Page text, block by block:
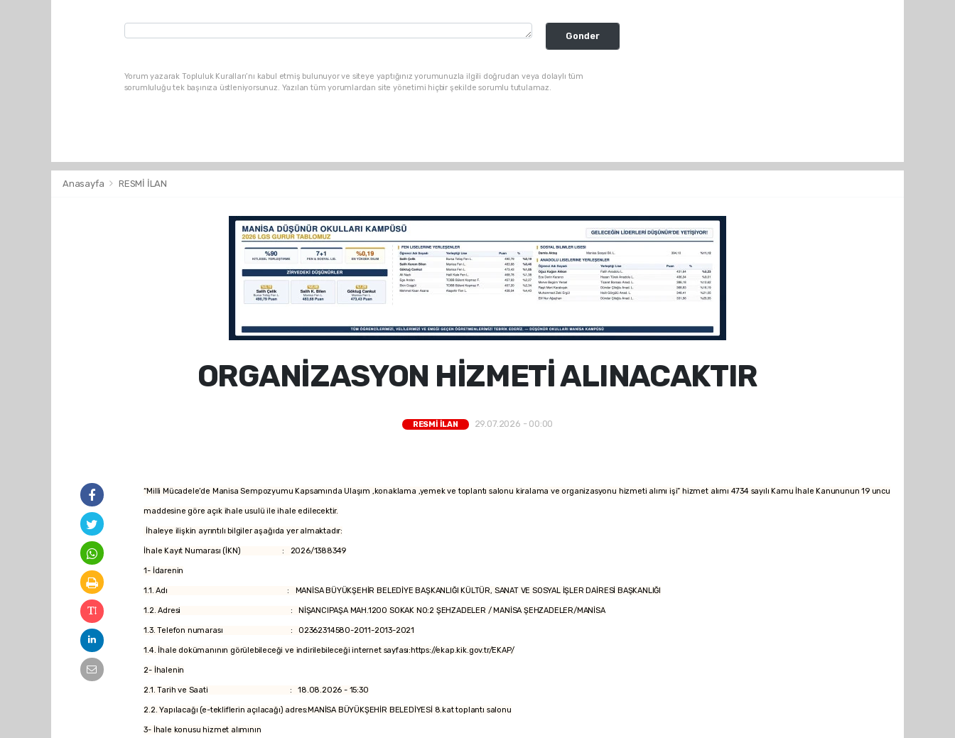
Gonder
Yorum yazarak Topluluk Kuralları’nı kabul etmiş bulunuyor ve siteye yaptığınız yorumunuzla ilgili doğrudan veya dolaylı tüm
sorumluluğu tek başınıza üstleniyorsunuz. Yazılan tüm yorumlardan site yönetimi hiçbir şekilde sorumlu tutulamaz.
Anasayfa RESMİ İLAN
ORGANİZASYON HİZMETİ ALINACAKTIR
RESMİ İLAN 29.07.2026 - 00:00
“Milli Mücadele’de Manisa Sempozyumu Kapsamında Ulaşım ,konaklama ,yemek ve toplantı salonu kiralama ve organizasyonu hizmeti alımı işi” hizmet alımı 4734 sayılı Kamu İhale Kanununun 19 uncu
maddesine göre açık ihale usulü ile ihale edilecektir.
İhaleye ilişkin ayrıntılı bilgiler aşağıda yer almaktadır:
İhale Kayıt Numarası (İKN) : 2026/1388349
1- İdarenin
1.1. Adı : MANİSA BÜYÜKŞEHİR BELEDİYE BAŞKANLIĞI KÜLTÜR, SANAT VE SOSYAL İŞLER DAİRESİ BAŞKANLIĞI
1.2. Adresi : NİŞANCIPAŞA MAH.1200 SOKAK NO:2 ŞEHZADELER / MANİSA ŞEHZADELER/MANİSA
1.3. Telefon numarası : 02362314580-2011-2013-2021
1.4. İhale dokümanının görülebileceği ve indirilebileceği internet sayfası:https://ekap.kik.gov.tr/EKAP/
2- İhalenin
2.1. Tarih ve Saati : 18.08.2026 - 15:30
2.2. Yapılacağı (e-tekliflerin açılacağı) adres:MANİSA BÜYÜKŞEHİR BELEDİYESİ 8.kat toplantı salonu
3- İhale konusu hizmet alımının